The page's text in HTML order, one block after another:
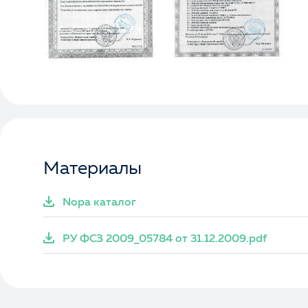
Материалы
Nopa каталог
РУ ФСЗ 2009_05784 от 31.12.2009.pdf